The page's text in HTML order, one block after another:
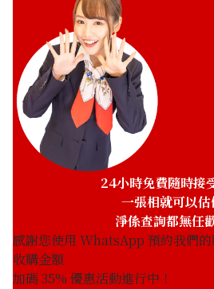
24小時免費隨時接
一張相就可以估
淨係查詢都無任
感謝您使用 WhatsApp 預約我們的
收購金額
加碼35% 優惠活動進行中！